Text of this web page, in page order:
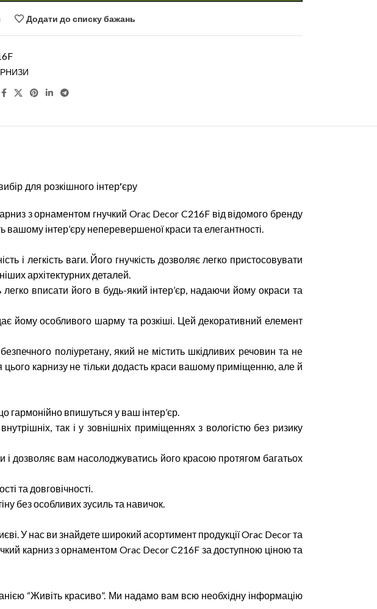
Додати до списку бажань
для розкішного інтер’єру
з орнаментом гнучкий Orac Decor C216F від відомого бренду
інтер’єру неперевершеної краси та елегантності.
і легкість ваги. Його гнучкість дозволяє легко пристосовувати
архітектурних деталей.
вписати його в будь-який інтер’єр, надаючи йому окраси та
йому особливого шарму та розкіші. Цей декоративний елемент
поліуретану, який не містить шкідливих речовин та не
карнизу не тільки додасть краси вашому приміщенню, але й
гармонійно впишуться у ваш інтер’єр.
так і у зовнішніх приміщеннях з вологістю без ризику
і дозволяє вам насолоджуватись його красою протягом багатьох
та довговічності.
без особливих зусиль та навичок.
У нас ви знайдете широкий асортимент продукції Orac Decor та
карниз з орнаментом Orac Decor C216F за доступною ціною та
“Живіть красиво”. Ми надамо вам всю необхідну інформацію